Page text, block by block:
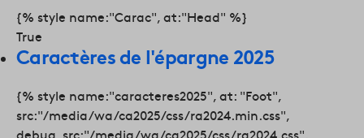
{% style name:"Carac", at:"Head" %}
True
Caractères de l'épargne 2025
{% style name:"caracteres2025", at: "Foot",
src:"/media/wa/ca2025/css/ra2024.min.css",
debug_src:"/media/wa/ca2025/css/ra2024.css",